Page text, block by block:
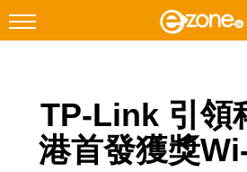
Facebook Instagram
科技焦點
TP-Link 引領
港首發獲獎